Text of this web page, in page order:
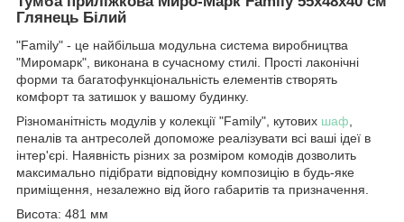
Глянець Білий
"Family" - це найбільша модульна система виробництва
"Миромарк", виконана в сучасному стилі. Прості лаконічні
форми та багатофункціональність елементів створять
комфорт та затишок у вашому будинку.
Різноманітність модулів у колекції "Family", кутових шаф
пеналів та антресолей допоможе реалізувати всі ваші ідеї в
інтер'єрі. Наявність різних за розміром комодів дозволить
максимально підібрати відповідну композицію в будь-яке
приміщення, незалежно від його габаритів та призначення.
Висота: 481 мм